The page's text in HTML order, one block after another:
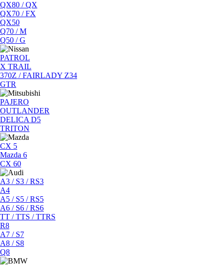
QX80 / QX
QX70 / FX
QX50
Q70 / M
Q50 / G
PATROL
X TRAIL
370Z / FAIRLADY Z34
GTR
PAJERO
OUTLANDER
DELICA D5
TRITON
CX 5
Mazda 6
CX 60
A3 / S3 / RS3
A4
A5 / S5 / RS5
A6 / S6 / RS6
TT / TTS / TTRS
R8
A7 / S7
A8 / S8
Q8